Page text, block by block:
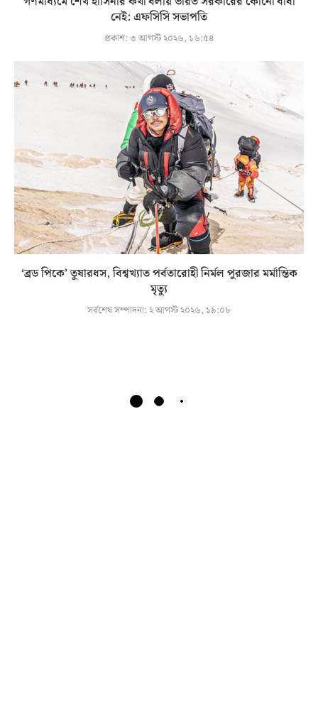
নেই: এফসিসি সভাপতি
প্রকাশ:৩ আগস্ট ২০২৬, ১৬:৫৪
‘ব্রড পিকে’ তুষারধস, বিশ্বখ্যাত পর্বতারোহী নির্মল পুরজার মর্মান্তিক
মৃত্যু
সর্বশেষ সম্পাদনা: ২ আগস্ট ২০২৬, ১৯:০৮